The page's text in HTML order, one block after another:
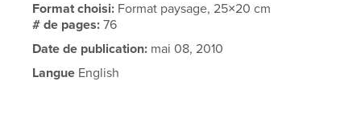
Format choisi: Format paysage, 25×20 cm
# de pages:76
Date de publication: mai 08, 2010
Langue English